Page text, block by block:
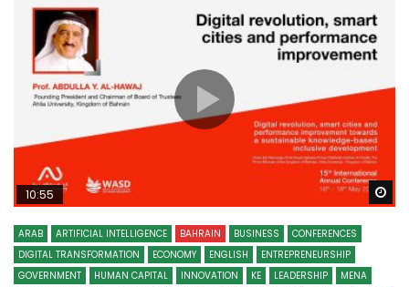
10:55
ARAB ARTIFICIAL INTELLIGENCE BAHRAIN BUSINESS
CONFERENCES
DIGITAL TRANSFORMATION
ECONOMY ENGLISH
ENTREPRENEURSHIP
GOVERNMENT
HUMAN CAPITAL INNOVATION KE LEADERSHIP
MENA